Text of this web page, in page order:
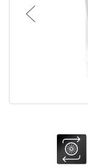
О Hotpoint
8 800 3333 887